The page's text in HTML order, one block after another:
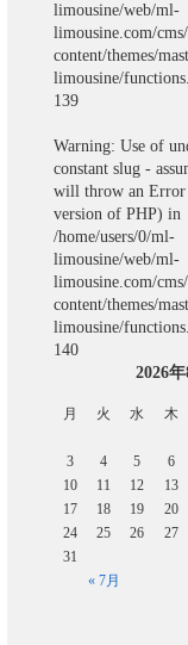
limousine/web/ml-
limousine.com/
content/themes/
limousine/
139
Warning: Use of
constant slug -
will throw an
version of PHP) in
/home/users/0/ml-
limousine/web/ml-
limousine.com/
content/themes/
limousine/
140
2026年
月 火 水 木
« 7月
3
4 5 6
10
11 12 13
17
18 19 20
24
25 26 27
31